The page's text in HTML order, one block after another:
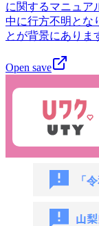
に関するマニュア
中に行方不明とな
とが背景にありま
Open save